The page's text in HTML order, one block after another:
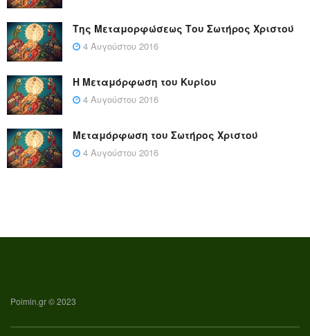
Της Μεταμορφώσεως Του Σωτήρος Χριστού
4 Αυγούστου 2016
Η Μεταμόρφωση του Κυρίου
4 Αυγούστου 2016
Μεταμόρφωση του Σωτήρος Χριστού
4 Αυγούστου 2016
Poimin.gr © 2023